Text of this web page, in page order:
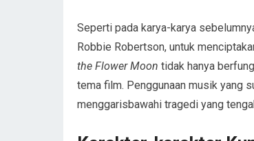
Seperti pada karya-karya
Robbie Robertson, untuk
the Flower Moon tidak hanya
tema film. Penggunaan musik yang
menggarisbawahi tragedi yang